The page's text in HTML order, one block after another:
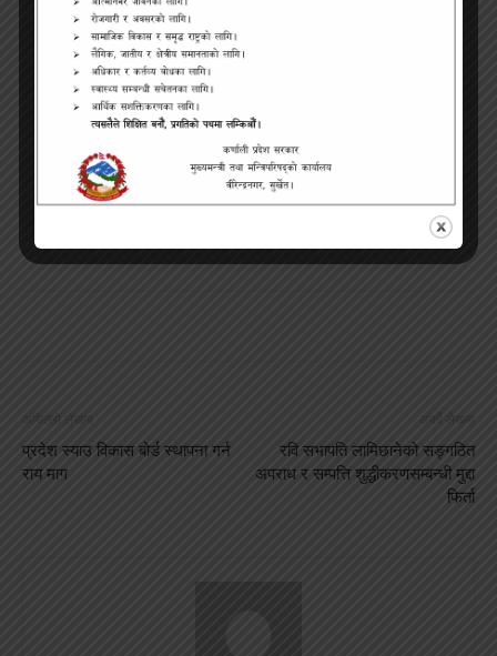
अघिल्लो लेखमा
प्रदेश स्याउ विकास बोर्ड स्थापना गर्न
राय माग
अर्को लेखमा
रवि सभापति लामिछानेको सङ्गठित
अपराध र सम्पत्ति शुद्धीकरणसम्बन्धी मुद्दा
फिर्ता